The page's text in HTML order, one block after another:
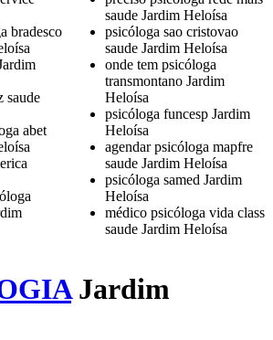
bradesco
saude
abet
saude Jardim Heloísa
psicóloga sao cristovao
saude Jardim Heloísa
onde tem psicóloga
transmontano Jardim
Heloísa
psicóloga funcesp Jardim
Heloísa
agendar psicóloga mapfre
saude Jardim Heloísa
psicóloga samed Jardim
Heloísa
médico psicóloga vida class
saude Jardim Heloísa
Jardim